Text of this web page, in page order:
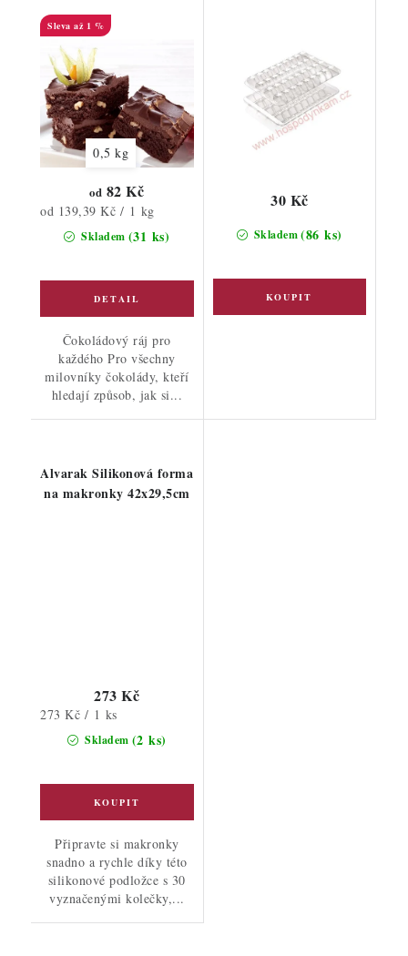
až 1 %
0,5 kg
Skladem (31 ks)
od 82 Kč
Měrná
cena:
od 139,39 Kč / 1 kg
Čokoládový ráj pro
každého Pro všechny
milovníky čokolády, kteří
hledají způsob, jak si...
Skladem(86 ks)
30 Kč
Alvarak Silikonová forma
na makronky 42x29,5cm
Skladem (2 ks)
273 Kč
Měrná
273 Kč / 1 ks
Připravte si makronky
snadno a rychle díky této
silikonové podložce s 30
vyznačenými kolečky,...